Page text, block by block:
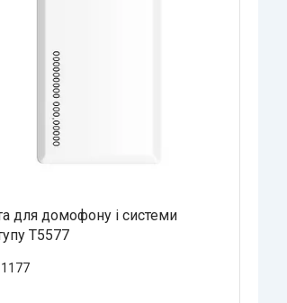
для домофону і системи
T5577
1177